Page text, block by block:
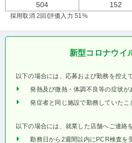
504 152
採用取消 2回 /評価入力 51%
新型コロナウイ
以下の場合には、応募および勤務を控え
発熱及び微熱・体調不良等の症状が
発症者と同じ施設で勤務していた
以下の場合には、就業した店舗へご連絡
勤務日から2週間以内にPCR検査を